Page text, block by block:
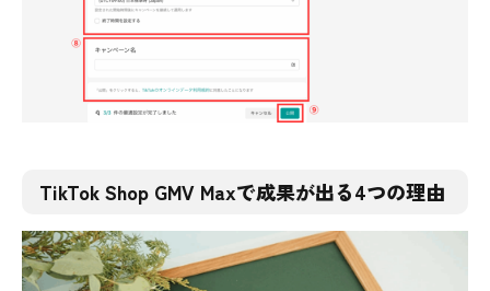
TikTok Shop GMV Maxで成果が出る4つの理由